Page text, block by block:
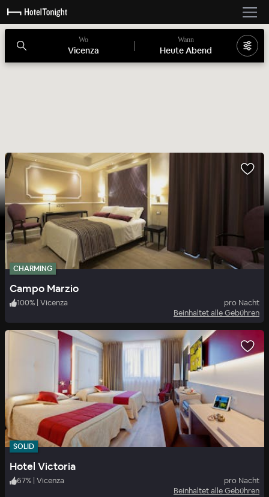
Wo
Vicenza
Wann
Heute Abend
CHARMING
Campo Marzio
100% | Vicenza
pro Nacht
Beinhaltet alle Gebühren
SOLID
Hotel Victoria
67% | Vicenza
pro Nacht
Beinhaltet alle Gebühren